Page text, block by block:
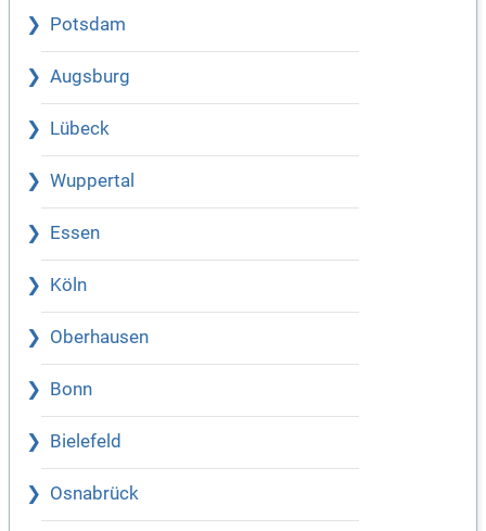
Potsdam
Augsburg
Lübeck
Wuppertal
Essen
Köln
Oberhausen
Bonn
Bielefeld
Osnabrück